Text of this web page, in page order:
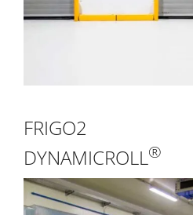
FRIGO2
DYNAMICROLL®